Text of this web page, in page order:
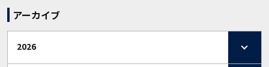
アーカイブ
2026